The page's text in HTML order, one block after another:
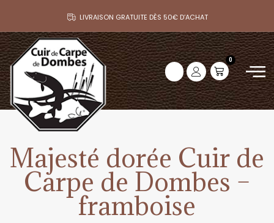
LIVRAISON GRATUITE DÈS 50€ D’ACHAT
0
Majesté dorée Cuir de
Carpe de Dombes –
framboise